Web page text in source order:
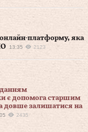
платформу, яка
13:35 2123
є допомога старшим
довше залишатися на
2435